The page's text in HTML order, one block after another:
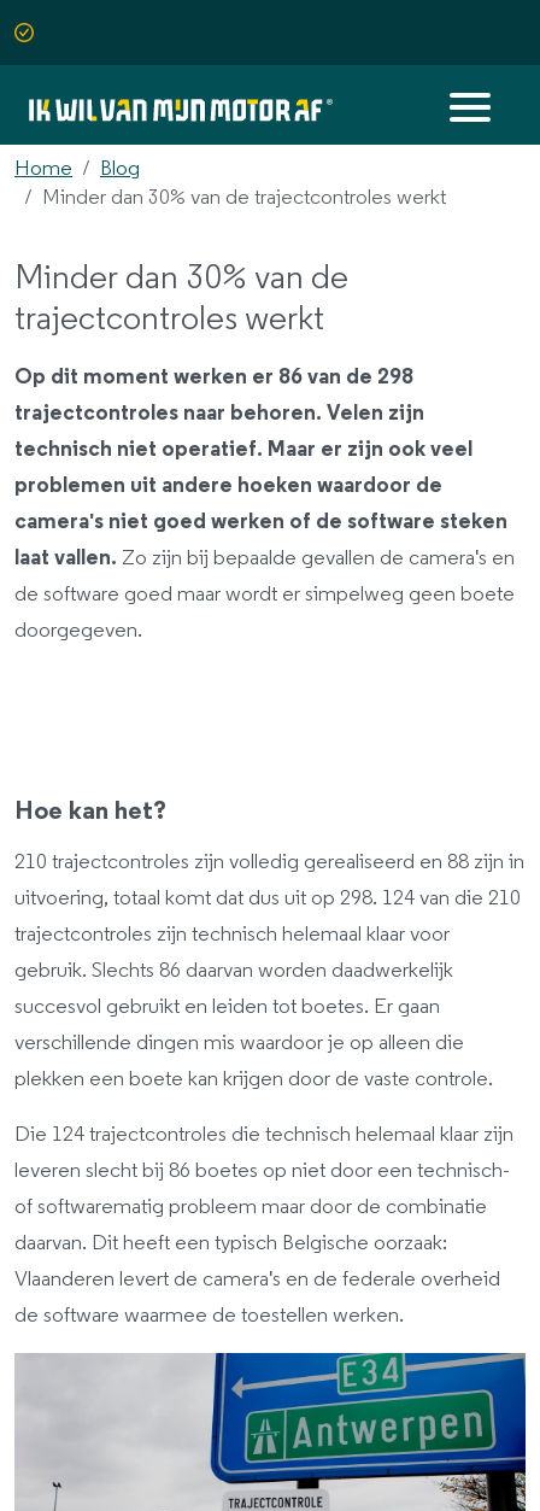
Home
Blog
Minder dan 30% van de trajectcontroles werkt
Minder dan 30% van de
trajectcontroles werkt
Op dit moment werken er 86 van de 298
trajectcontroles naar behoren. Velen zijn
technisch niet operatief. Maar er zijn ook veel
problemen uit andere hoeken waardoor de
camera's niet goed werken of de software steken
laat vallen. Zo zijn bij bepaalde gevallen de camera's en
de software goed maar wordt er simpelweg geen boete
doorgegeven.
Hoe kan het?
210 trajectcontroles zijn volledig gerealiseerd en 88 zijn in
uitvoering, totaal komt dat dus uit op 298. 124 van die 210
trajectcontroles zijn technisch helemaal klaar voor
gebruik. Slechts 86 daarvan worden daadwerkelijk
succesvol gebruikt en leiden tot boetes. Er gaan
verschillende dingen mis waardoor je op alleen die
plekken een boete kan krijgen door de vaste controle.
Die 124 trajectcontroles die technisch helemaal klaar zijn
leveren slecht bij 86 boetes op niet door een technisch-
of softwarematig probleem maar door de combinatie
daarvan. Dit heeft een typisch Belgische oorzaak:
Vlaanderen levert de camera's en de federale overheid
de software waarmee de toestellen werken.